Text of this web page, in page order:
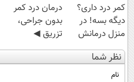
کمر درد داری؟
دیگه بسه! در
منزل درمانش
کن
(◀پرسش‌نامه)
درمان درد کمر
بدون جراحی،
تزریق ◀
پرسش‌نامه رو پر
نظر شما
نام